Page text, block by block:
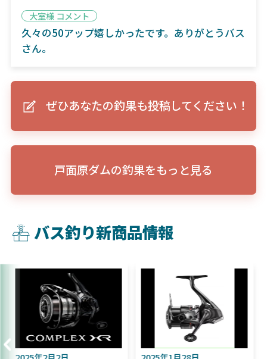
大室様 コメント
久々の50アップ嬉しかったです。ありがとうバス
さん。
ぜひあなたの釣果も投稿してください！
戸面原ダムの釣果をもっと見る
バス釣り新商品情報